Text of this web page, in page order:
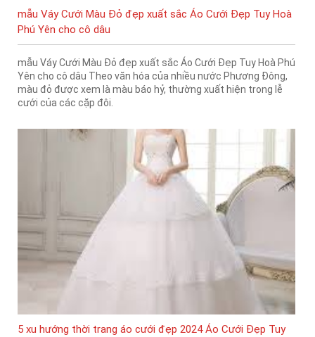
mẫu Váy Cưới Màu Đỏ đẹp xuất sắc Áo Cưới Đẹp Tuy Hoà
Phú Yên cho cô dâu
mẫu Váy Cưới Màu Đỏ đẹp xuất sắc Áo Cưới Đẹp Tuy Hoà Phú
Yên cho cô dâu Theo văn hóa của nhiều nước Phương Đông,
màu đỏ được xem là màu báo hỷ, thường xuất hiện trong lễ
cưới của các cặp đôi.
5 xu hướng thời trang áo cưới đẹp 2024 Áo Cưới Đẹp Tuy